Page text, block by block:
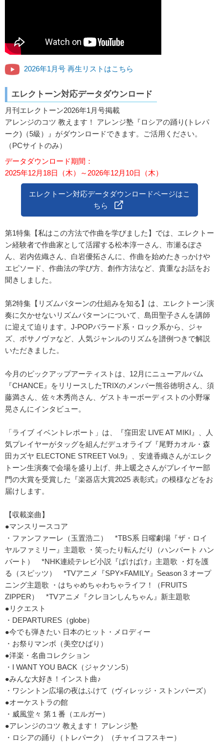
2026年1月号 再生リストはこちら
エレクトーン対応データダウンロード
月刊エレクトーン2026年1月号掲載
アレンジのコツ 教えます！ アレンジ塾『ロシアの踊り(トレパ
ーク)（5級）』がダウンロードできます。ご活用ください。
（PCサイトのみ）
データダウンロード期間：
2025年12月18日（木）～2026年12月10日（木）
エレクトーン対応データダウンロードページはこ
ちら
第1特集【私はこの方法で作曲を学びました】では、エレクトー
ン経験者で作曲家として活躍する松本淳一さん、市瀬るぽさ
ん、岩内佐織さん、白岩優拓さんに、作曲を始めたきっかけや
エピソード、作曲法の学び方、創作方法など、貴重なお話をお
聞きしました。
第2特集【リズムパターンの仕組みを知る】は、エレクトーン演
奏に欠かせないリズムパターンについて、島田聖子さんを講師
に迎えて迫ります。J-POPバラード系・ロック系から、ジャ
ズ、ボサノヴァなど、人気ジャンルのリズムを譜例つきで解説
いただきました。
今月のピックアップアーティストは、12月にニューアルバム
『CHANCE』をリリースしたTRIXのメンバー熊谷徳明さん、須
藤満さん、佐々木秀尚さん、ゲストキーボーディストの小野塚
晃さんにインタビュー。
「ライブ イベントレポート」は、『窪田宏 LIVE AT MIKI』、人
気プレイヤーがタッグを組んだデュオライブ『尾野カオル・森
田カズヤ ELECTONE STREET Vol.9』、安達香織さんがエレク
トーン生演奏で会場を盛り上げ、井上暖之さんがプレイヤー部
門の大賞を受賞した『楽器店大賞2025 表彰式』の模様などをお
届けします。
【収載楽曲】
●マンスリースコア
・ファンファーレ（玉置浩二） *TBS系 日曜劇場『ザ・ロイ
ヤルファミリー』主題歌 ・笑ったり転んだり（ハンバート ハン
バート） *NHK連続テレビ小説『ばけばけ』主題歌 ・灯を護
る（スピッツ） *TVアニメ『SPY×FAMILY』Season 3 オープ
ニング主題歌 ・はちゃめちゃわちゃライフ！（FRUITS
ZIPPER） *TVアニメ『クレヨンしんちゃん』新主題歌
●リクエスト
・DEPARTURES（globe）
●今でも弾きたい 日本のヒット・メロディー
・お祭りマンボ（美空ひばり）
●洋楽・名曲コレクション
・I WANT YOU BACK（ジャクソン5）
●みんな大好き！インスト曲♪
・ワシントン広場の夜はふけて（ヴィレッジ・ストンパーズ）
●オーケストラの館
・威風堂々 第１番（エルガー）
●アレンジのコツ 教えます！ アレンジ塾
・ロシアの踊り（トレパーク）（チャイコフスキー）